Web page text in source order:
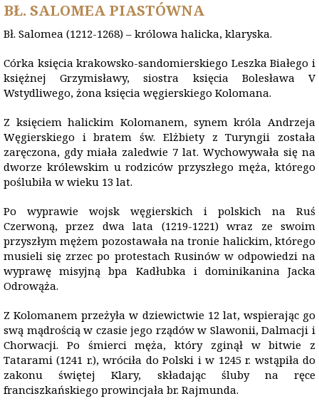
BŁ. SALOMEA PIASTÓWNA
Bł. Salomea (1212-1268) – królowa halicka, klaryska.
Córka księcia krakowsko-sandomierskiego Leszka Białego i
księżnej Grzymisławy, siostra księcia Bolesława V
Wstydliwego, żona księcia węgierskiego Kolomana.
Z księciem halickim Kolomanem, synem króla Andrzeja
Węgierskiego i bratem św. Elżbiety z Turyngii została
zaręczona, gdy miała zaledwie 7 lat. Wychowywała się na
dworze królewskim u rodziców przyszłego męża, którego
poślubiła w wieku 13 lat.
Po wyprawie wojsk węgierskich i polskich na Ruś
Czerwoną, przez dwa lata (1219-1221) wraz ze swoim
przyszłym mężem pozostawała na tronie halickim, którego
musieli się zrzec po protestach Rusinów w odpowiedzi na
wyprawę misyjną bpa Kadłubka i dominikanina Jacka
Odrowąża.
Z Kolomanem przeżyła w dziewictwie 12 lat, wspierając go
swą mądrością w czasie jego rządów w Slawonii, Dalmacji i
Chorwacji. Po śmierci męża, który zginął w bitwie z
Tatarami (1241 r.), wróciła do Polski i w 1245 r. wstąpiła do
zakonu świętej Klary, składając śluby na ręce
franciszkańskiego prowincjała br. Rajmunda.